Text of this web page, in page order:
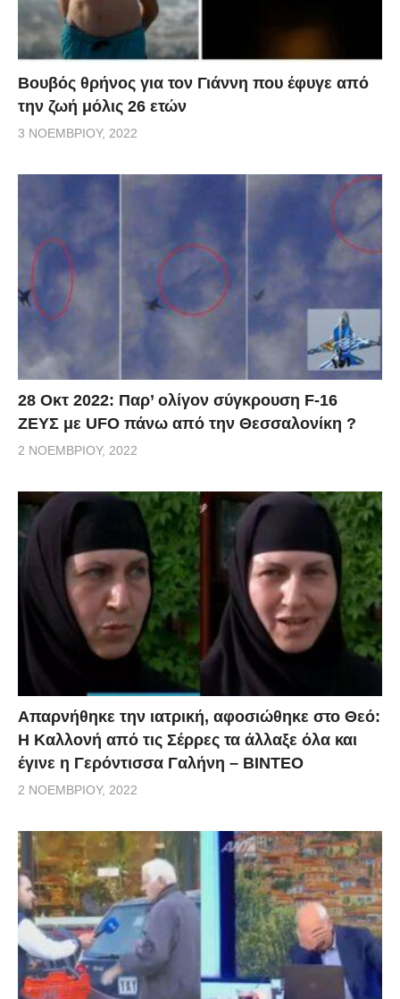
Βουβός θρήνος για τον Γιάννη που έφυγε από
την ζωή μόλις 26 ετών
3 ΝΟΕΜΒΡΊΟΥ, 2022
28 Οκτ 2022: Παρ’ ολίγον σύγκρουση F-16
ΖΕΥΣ με UFO πάνω από την Θεσσαλονίκη ?
2 ΝΟΕΜΒΡΊΟΥ, 2022
Απαρνήθηκε την ιατρική, αφοσιώθηκε στο Θεό:
Η Καλλονή από τις Σέρρες τα άλλαξε όλα και
έγινε η Γερόντισσα Γαλήνη – ΒΙΝΤΕΟ
2 ΝΟΕΜΒΡΊΟΥ, 2022